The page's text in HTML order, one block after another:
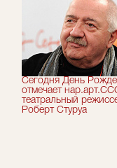
Сегодня День
отмечает
театральный
Роберт Стуруа